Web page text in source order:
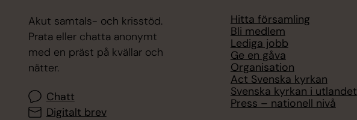
Akut samtals- och krisstöd.
Prata eller chatta anonymt
med en präst på kvällar och
nätter.
Chatt
Digitalt brev
Hitta församling
Bli medlem
Lediga jobb
Ge en gåva
Organisation
Act Svenska kyrkan
Svenska kyrkan i utlandet
Press – nationell nivå